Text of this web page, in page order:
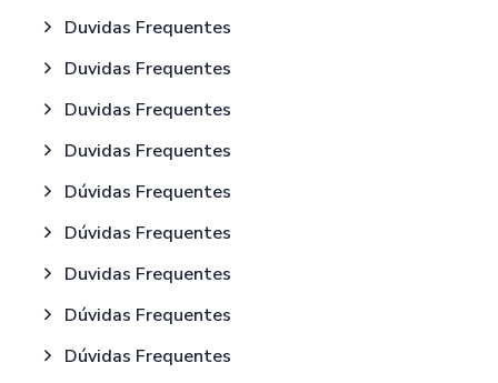
Duvidas Frequentes
Duvidas Frequentes
Duvidas Frequentes
Duvidas Frequentes
Dúvidas Frequentes
Dúvidas Frequentes
Duvidas Frequentes
Dúvidas Frequentes
Dúvidas Frequentes